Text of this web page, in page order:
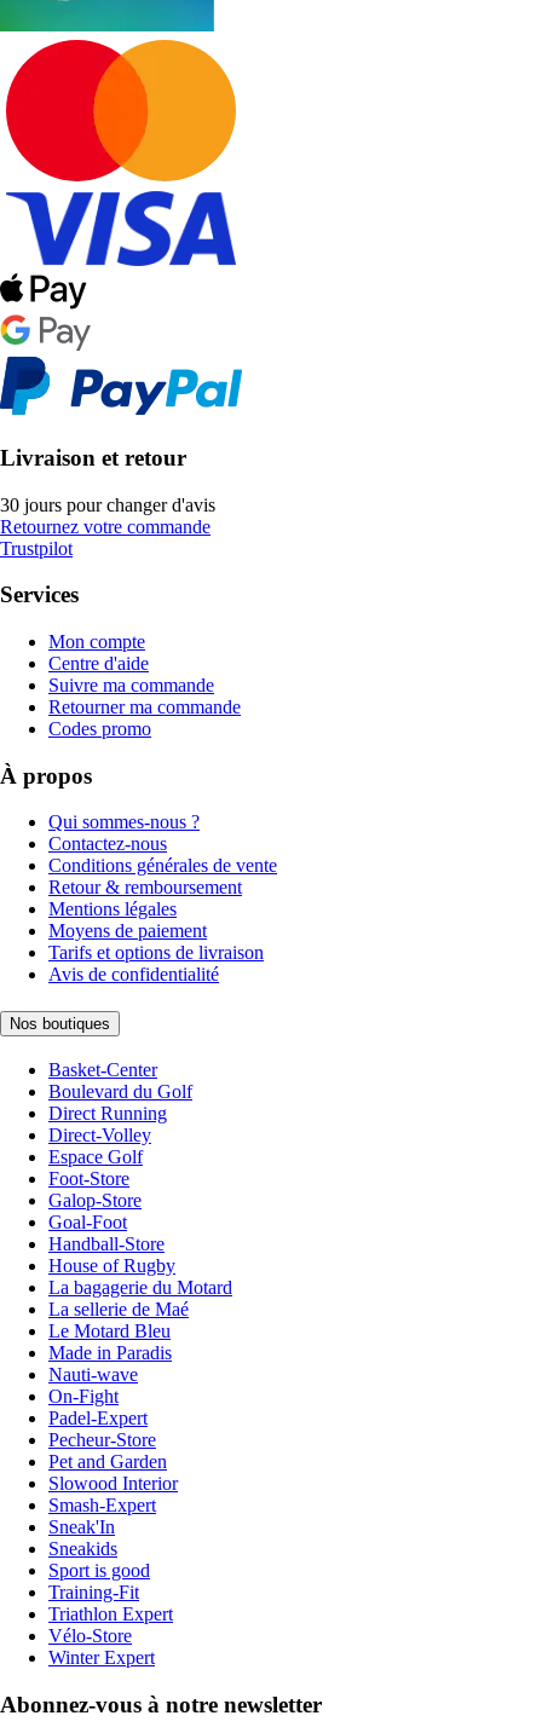
Livraison et retour
30 jours pour changer d'avis
Retournez votre commande
Trustpilot
Services
Mon compte
Centre d'aide
Suivre ma commande
Retourner ma commande
Codes promo
À propos
Qui sommes-nous ?
Contactez-nous
Conditions générales de vente
Retour & remboursement
Mentions légales
Moyens de paiement
Tarifs et options de livraison
Avis de confidentialité
Nos boutiques
Basket-Center
Boulevard du Golf
Direct Running
Direct-Volley
Espace Golf
Foot-Store
Galop-Store
Goal-Foot
Handball-Store
House of Rugby
La bagagerie du Motard
La sellerie de Maé
Le Motard Bleu
Made in Paradis
Nauti-wave
On-Fight
Padel-Expert
Pecheur-Store
Pet and Garden
Slowood Interior
Smash-Expert
Sneak'In
Sneakids
Sport is good
Training-Fit
Triathlon Expert
Vélo-Store
Winter Expert
Abonnez-vous à notre newsletter